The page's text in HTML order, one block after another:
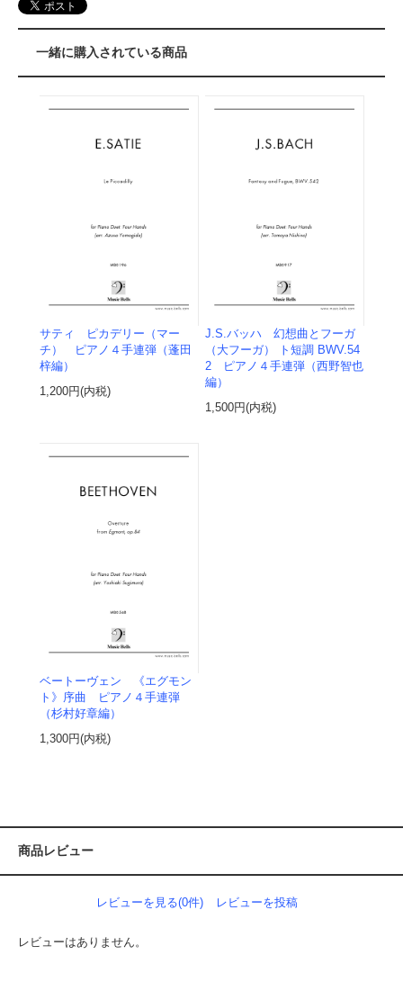
一緒に購入されている商品
サティ ピカデリー（マー
チ） ピアノ４手連弾（蓬田
梓編）
1,200円(内税)
J.S.バッハ 幻想曲とフーガ
（大フーガ） ト短調 BWV.54
2 ピアノ４手連弾（西野智也
編）
1,500円(内税)
ベートーヴェン 《エグモン
ト》序曲 ピアノ４手連弾
（杉村好章編）
1,300円(内税)
商品レビュー
レビューを見る(0件) レビューを投稿
レビューはありません。